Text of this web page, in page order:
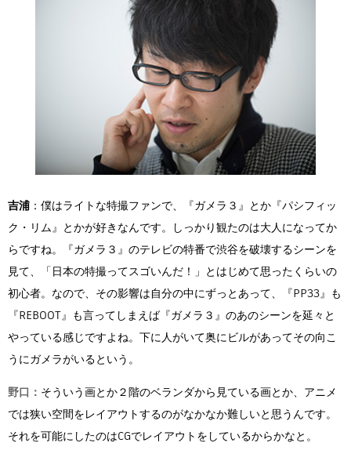
吉浦 ：僕はライトな特撮ファンで、『ガメラ３』とか『パシフィッ
ク・リム』とかが好きなんです。しっかり観たのは大人になってか
らですね。『ガメラ３』のテレビの特番で渋谷を破壊するシーンを
見て、「日本の特撮ってスゴいんだ！」とはじめて思ったくらいの
初心者。なので、その影響は自分の中にずっとあって、『PP33』も
『REBOOT』も言ってしまえば『ガメラ３』のあのシーンを延々と
やっている感じですよね。下に人がいて奥にビルがあってその向こ
うにガメラがいるという。
野口： そういう画とか２階のベランダから見ている画とか、アニメ
では狭い空間をレイアウトするのがなかなか難しいと思うんです。
それを可能にしたのはCGでレイアウトをしているからかなと。